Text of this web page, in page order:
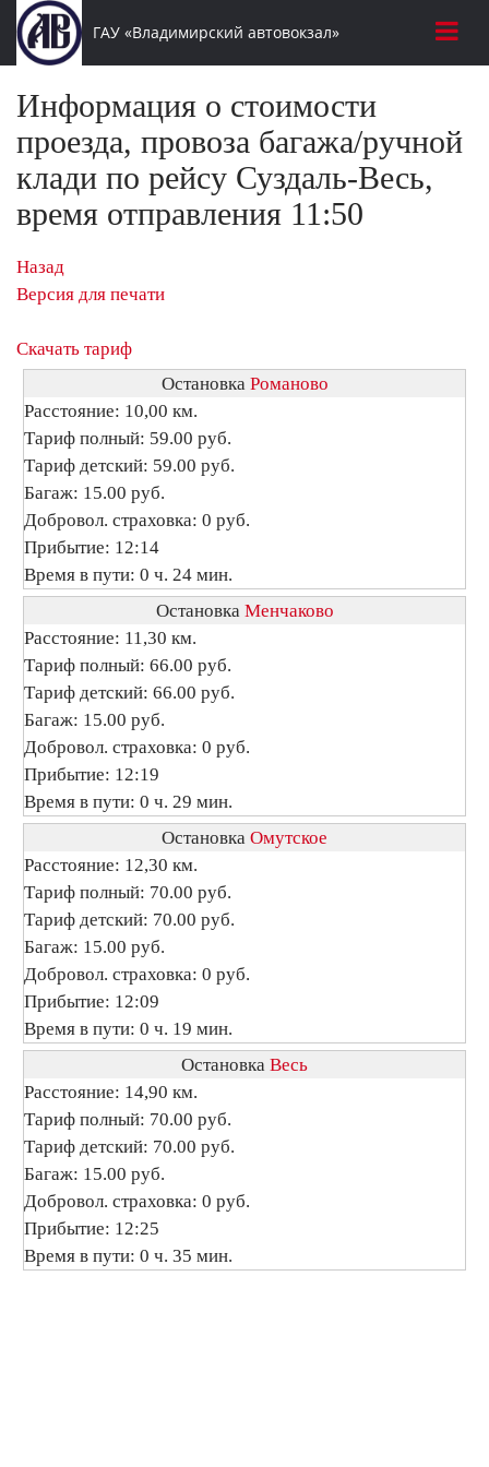
ГАУ «Владимирский автовокзал»
Информация о стоимости
проезда, провоза багажа/ручной
клади по рейсу Суздаль-Весь,
время отправления 11:50
Назад
Версия для печати
Скачать тариф
Остановка Романово
Расстояние: 10,00 км.
Тариф полный: 59.00 руб.
Тариф детский: 59.00 руб.
Багаж: 15.00 руб.
Добровол. страховка: 0 руб.
Прибытие: 12:14
Время в пути: 0 ч. 24 мин.
Остановка Менчаково
Расстояние: 11,30 км.
Тариф полный: 66.00 руб.
Тариф детский: 66.00 руб.
Багаж: 15.00 руб.
Добровол. страховка: 0 руб.
Прибытие: 12:19
Время в пути: 0 ч. 29 мин.
Остановка Омутское
Расстояние: 12,30 км.
Тариф полный: 70.00 руб.
Тариф детский: 70.00 руб.
Багаж: 15.00 руб.
Добровол. страховка: 0 руб.
Прибытие: 12:09
Время в пути: 0 ч. 19 мин.
Остановка Весь
Расстояние: 14,90 км.
Тариф полный: 70.00 руб.
Тариф детский: 70.00 руб.
Багаж: 15.00 руб.
Добровол. страховка: 0 руб.
Прибытие: 12:25
Время в пути: 0 ч. 35 мин.